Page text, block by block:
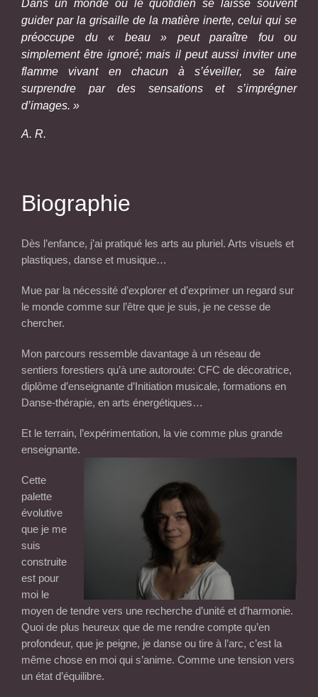
Dans un monde où le quotidien se laisse souvent
guider par la grisaille de la matière inerte, celui qui se
préoccupe du « beau » peut paraître fou ou
simplement être ignoré; mais il peut aussi inviter une
flamme vivant en chacun à s’éveiller, se faire
surprendre par des sensations et s’imprégner
d’images. »
A. R.
Biographie
Dès l’enfance, j’ai pratiqué les arts au pluriel. Arts visuels et
plastiques, danse et musique…
Mue par la nécessité d’explorer et d’exprimer un regard sur
le monde comme sur l’être que je suis, je ne cesse de
chercher.
Mon parcours ressemble davantage à un réseau de
sentiers forestiers qu’à une autoroute: CFC de décoratrice,
diplôme d’enseignante d’Initiation musicale, formations en
Danse-thérapie, en arts énergétiques…
Et le terrain, l’expérimentation, la vie comme plus grande
enseignante.
Cette
palette
évolutive
que je me
suis
construite
est pour
moi le
moyen de tendre vers une recherche d’unité et d’harmonie.
Quoi de plus heureux que de me rendre compte qu’en
profondeur, que je peigne, je danse ou tire à l’arc, c’est la
même chose en moi qui s’anime. Comme une tension vers
un état d’équilibre.